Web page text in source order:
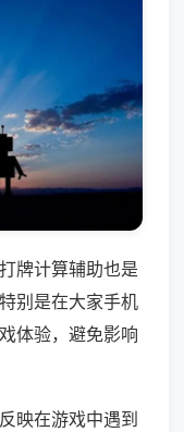
牌计算辅助也是
别是在大家手机
体验，避免影响
映在游戏中遇到